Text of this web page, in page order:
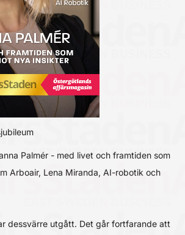
Palmér - med livet och framtiden som
Arboair, Lena Miranda, AI-robotik och
dessvärre utgått. Det går fortfarande att